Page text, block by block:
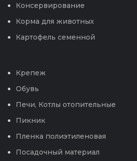
Консервирование
Корма для животных
Картофель семенной
Крепеж
Обувь
Печи, Котлы отопительные
Пикник
Пленка полиэтиленовая
Посадочный материал